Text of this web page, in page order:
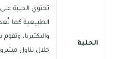
الحلبة
تحتوي الحلبة
الطبيعية كما
والبكتيريا،
خلال تناول